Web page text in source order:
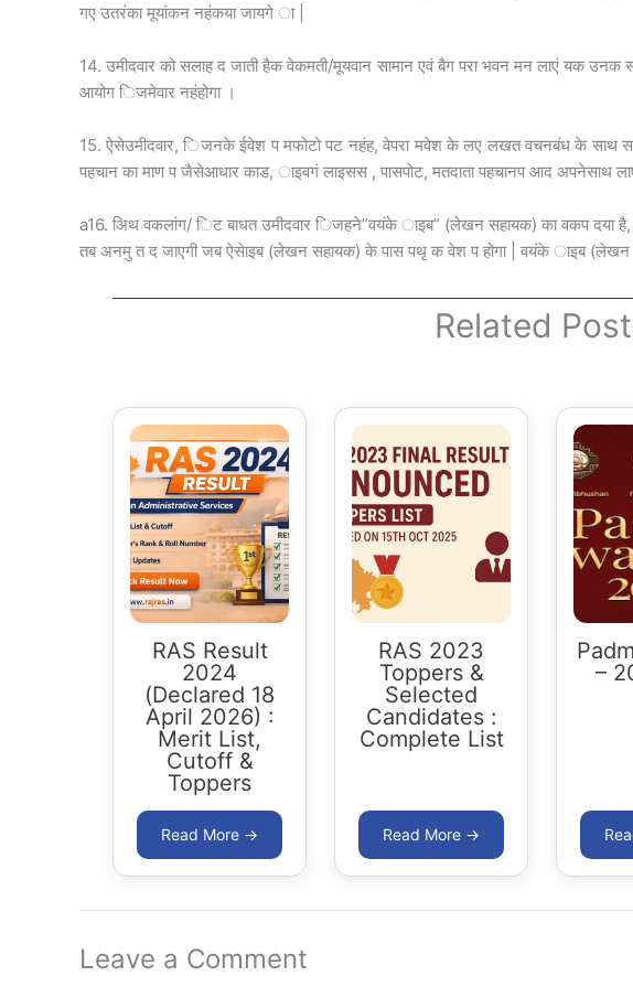
गए उतरंका मूयांकन नहंकया जायगे ा |
14. उमीदवार को सलाह द जाती हैक वेकमती/मूयवान सामान एवं बैग परा भवन मन लाएं यक
आयोग िजमेवार नहंहोगा ।
15. ऐसेउमीदवार, िजनके ई­वेश प मफोटो पट नहंह, वेपरा मवेश के लए लखत वचनबंध के साथ­
पहचान का माण प जैसेआधार काड, ाइवगं लाइसस , पासपोट, मतदाता पहचान­प आद अपनेसाथ
a16. अिथ वकलांग/ िट बाधत उमीदवार िजहने”वयंके ाइब” (लेखन सहायक) का वकप दया
तब अनमु त द जाएगी जब ऐसेाइब (लेखन सहायक) के पास पथृ क वेश प होगा | वयंके ाइब
Related
RAS Result
2024
(Declared 18
April 2026) :
Merit List,
Cutoff &
Toppers
RAS 2023
Toppers &
Selected
Candidates :
Complete List
–
Leave a Comment